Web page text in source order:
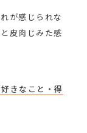
が感じられな
皮肉じみた感
きなこと・得